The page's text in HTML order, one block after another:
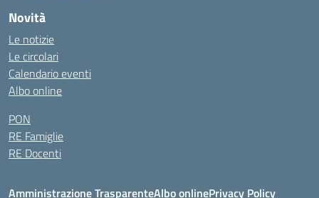
Novità
Le notizie
Le circolari
Calendario eventi
Albo online
PON
RE Famiglie
RE Docenti
Amministrazione TrasparenteAlbo onlinePrivacy Policy